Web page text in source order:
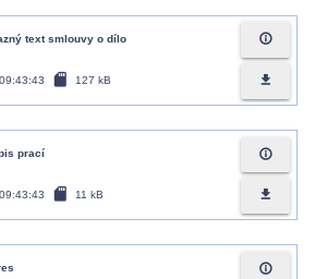
text smlouvy o dílo
sd_card 127 kB
info_outline
file_download
prací
sd_card 11 kB
info_outline
file_download
info_outline